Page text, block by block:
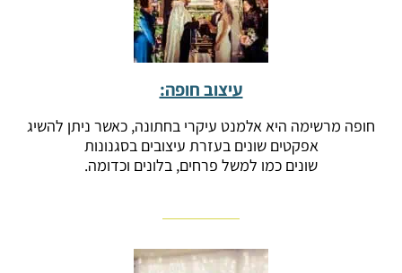
עיצוב חופה:
חופה מרשימה היא אלמנט עיקרי בחתונה, כאשר ניתן להשיג
אפקטים שונים בעזרת עיצובים בסגנונות
שונים כמו למשל פרחים, בלונים וכדומה.